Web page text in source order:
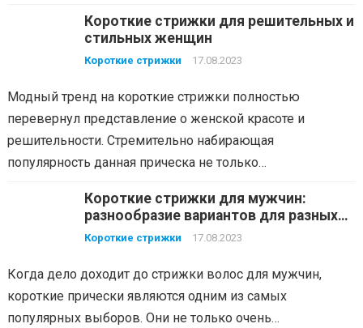
Короткие стрижки для решительных и
стильных женщин
Короткие стрижки 17.08.2023
Модный тренд на короткие стрижки полностью
перевернул представление о женской красоте и
решительности. Стремительно набирающая
популярность данная прическа не только…
Короткие стрижки для мужчин:
разнообразие вариантов для разных
типов волос
Короткие стрижки 17.08.2023
Когда дело доходит до стрижки волос для мужчин,
короткие прически являются одним из самых
популярных выборов. Они не только очень…